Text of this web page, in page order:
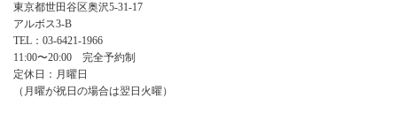
東京都世田谷区奥沢5-31-17
アルボス3-B
TEL：03-6421-1966
11:00〜20:00 完全予約制
定休日：月曜日
（月曜が祝日の場合は翌日火曜）